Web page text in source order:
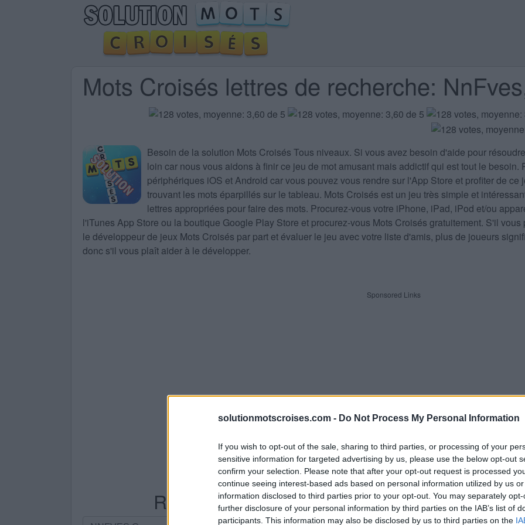
solutionmotscroises.com - Do Not Process My Personal Information
If you wish to opt-out of the sale, sharing to third parties, or processing of your
sensitive information for targeted advertising by us, please use the below opt-out
confirm your selection. Please note that after your opt-out request is processed
continue seeing interest-based ads based on personal information utilized by us
information disclosed to third parties prior to your opt-out. You may separately
further disclosure of your personal information by third parties on the IAB’s list of
participants. This information may also be disclosed by us to third parties on the
Mots Croisés lettres de recherche:
Besoin de la solution Mots Croisés Tous niveaux. Si vous avez besoin d'aide pour résoudre
loin car nous vous aidons à finir ce jeu de mot amusant mais addictif qui est tout le besoin.
périphériques iOS et Android car vous pouvez vous rendre sur l'App Store et profiter de
trouvant les mots éparpillés sur le tableau. Mots Croisés est un jeu très simple et
lettres appropriées pour faire des mots. Procurez-vous votre iPhone, iPad, iPod et/ou
l'iTunes App Store ou la boutique Google Play Store et procurez-vous Mots Croisés gratuitement. S'il
le développeur de jeux Mots Croisés par part et évaluer le jeu avec votre liste d'amis, plus de joueurs
donc s'il vous plaît aider à le développer.
Sponsored Links
Recherche par lettres. Entrez toutes les
Recherche